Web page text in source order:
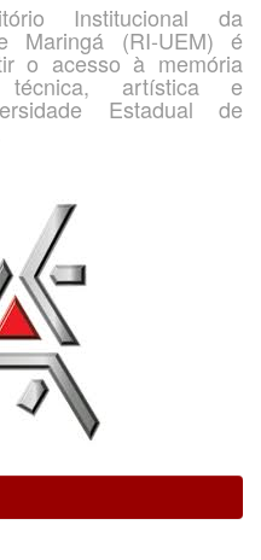
Institucional da
Maringá (RI-UEM) é
o acesso à memória
técnica, artística e
Estadual de